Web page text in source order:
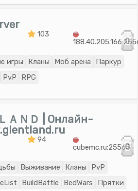
103
0
игры Кланы Моб арена
Паркур
PvP RPG
ＡＮＤ | Онлайн-
94
cubemc.ru:25565
0
Выживание Кланы
PvP
BuildBattle BedWars
Прятки